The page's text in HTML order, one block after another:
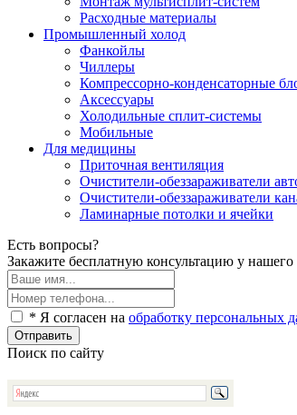
Расходные материалы
Промышленный холод
Фанкойлы
Чиллеры
Компрессорно-конденсаторные
Аксессуары
Холодильные сплит-системы
Мобильные
Для медицины
Приточная вентиляция
Очистители-обеззараживатели
Очистители-обеззараживатели
Ламинарные потолки и ячейки
Есть вопросы?
Закажите бесплатную консультацию у нашего
* Я согласен на обработку персональных
Отправить
Поиск по сайту